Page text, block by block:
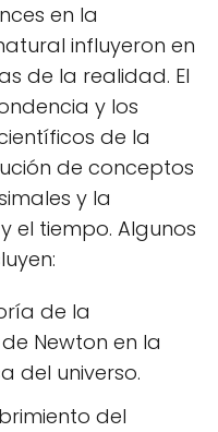
en la
influyeron en
de la realidad. El
y los
de la
de conceptos
y la
el tiempo. Algunos
de la
Newton en la
del universo.
del